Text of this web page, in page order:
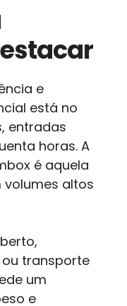
e
está no
entradas
horas. A
é aquela
altos
transporte
um
e